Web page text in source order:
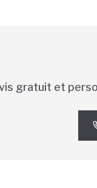
gratuit et